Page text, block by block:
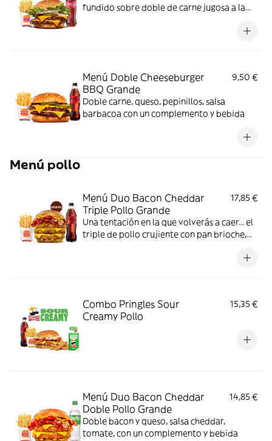
fundido sobre doble de carne jugosa a la
bañados en exquisita salsa Big King entre
Menú Doble Cheeseburger
BBQ Grande
9,50 €
Doble carne, queso, pepinillos, salsa
barbacoa con un complemento y bebida
Menú pollo
Menú Duo Bacon Cheddar
Triple Pollo Grande
17,85 €
Una tentación en la que volverás a caer... el
triple de pollo crujiente con pan brioche,
crujientes lonchas de bacon, cebolla frita y
Combo Pringles Sour
Creamy Pollo
15,35 €
Menú Duo Bacon Cheddar
Doble Pollo Grande
14,85 €
Doble bacon y queso, salsa cheddar,
tomate, con un complemento y bebida